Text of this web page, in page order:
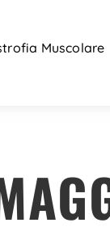
Muscolare